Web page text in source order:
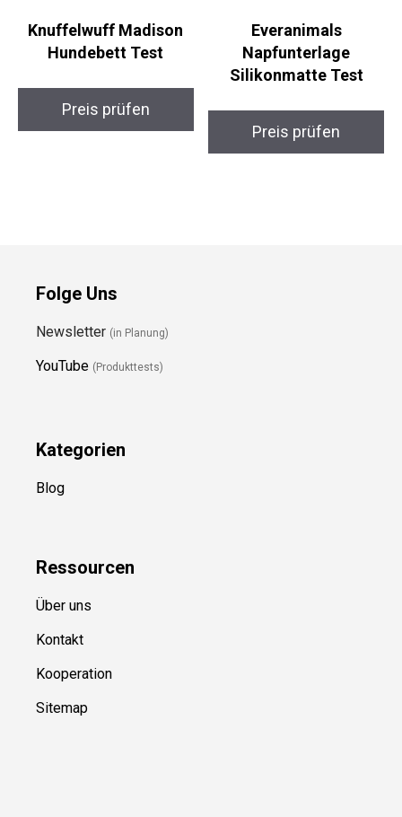
Knuffelwuff Madison
Hundebett Test
Preis prüfen
Everanimals
Napfunterlage
Silikonmatte Test
Preis prüfen
Folge Uns
Newsletter (in Planung)
YouTube (Produkttests)
Kategorien
Blog
Ressourcen
Über uns
Kontakt
Kooperation
Sitemap